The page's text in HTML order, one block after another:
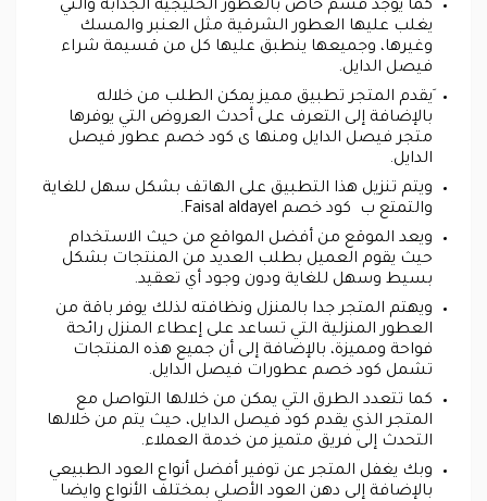
كما يوجد قسم خاص بالعطور الخليجية الجذابة والتي
يغلب عليها العطور الشرقية مثل العنبر والمسك
وغيرها، وجميعها ينطبق عليها كل من قسيمة شراء
فيصل الدايل.
َيقدم المتجر تطبيق مميز يمكن الطلب من خلاله
بالإضافة إلى التعرف على أحدث العروض التي يوفرها
متجر فيصل الدايل ومنها ى كود خصم عطور فيصل
الدايل.
ويتم تنزيل هذا التطبيق على الهاتف بشكل سهل للغاية
والتمتع ب كود خصم Faisal aldayel.
ويعد الموقع من أفضل المواقع من حيث الاستخدام
حيث يقوم العميل بطلب العديد من المنتجات بشكل
بسيط وسهل للغاية ودون وجود أي تعقيد.
ويهتم المتجر جدا بالمنزل ونظافته لذلك يوفر باقة من
العطور المنزلية التي تساعد على إعطاء المنزل رائحة
فواحة ومميزة، بالإضافة إلى أن جميع هذه المنتجات
تشمل كود خصم عطورات فيصل الدايل.
كما تتعدد الطرق التي يمكن من خلالها التواصل مع
المتجر الذي يقدم كود فيصل الدايل، حيث يتم من خلالها
التحدث إلى فريق متميز من خدمة العملاء.
وبك يغفل المتجر عن توفير أفضل أنواع العود الطبيعي
بالإضافة إلى دهن العود الأصلي بمختلف الأنواع وايضا